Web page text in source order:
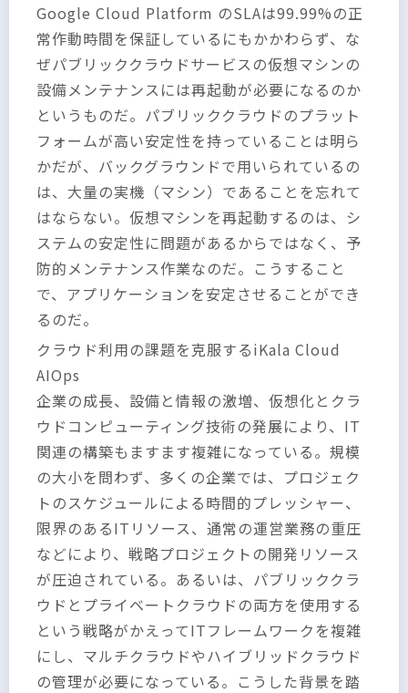
Google Cloud Platform のSLAは99.99%の正
常作動時間を保証しているにもかかわらず、な
ぜパブリッククラウドサービスの仮想マシンの
設備メンテナンスには再起動が必要になるのか
というものだ。パブリッククラウドのプラット
フォームが高い安定性を持っていることは明ら
かだが、バックグラウンドで用いられているの
は、大量の実機（マシン）であることを忘れて
はならない。仮想マシンを再起動するのは、シ
ステムの安定性に問題があるからではなく、予
防的メンテナンス作業なのだ。こうすること
で、アプリケーションを安定させることができ
るのだ。
クラウド利用の課題を克服するiKala Cloud
AIOps
企業の成長、設備と情報の激増、仮想化とクラ
ウドコンピューティング技術の発展により、IT
関連の構築もますます複雑になっている。規模
の大小を問わず、多くの企業では、プロジェク
トのスケジュールによる時間的プレッシャー、
限界のあるITリソース、通常の運営業務の重圧
などにより、戦略プロジェクトの開発リソース
が圧迫されている。あるいは、パブリッククラ
ウドとプライベートクラウドの両方を使用する
という戦略がかえってITフレームワークを複雑
にし、マルチクラウドやハイブリッドクラウド
の管理が必要になっている。こうした背景を踏